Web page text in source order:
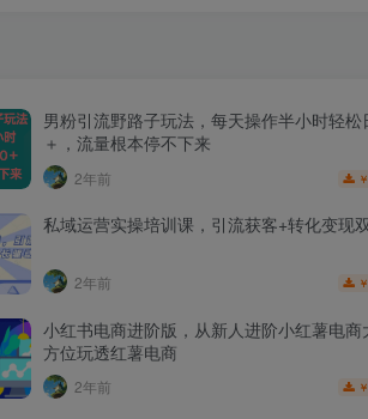
男粉引流野路子玩法，每天操作半小时轻
＋，流量根本停不下来
2年前 ￥
私域运营实操培训课，引流获客+转化变现
2年前 ￥
小红书电商进阶版，从新人进阶小红薯电商
方位玩透红薯电商
2年前 ￥